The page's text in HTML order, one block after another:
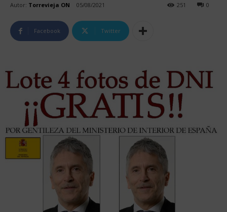
Autor: Torrevieja ON 05/08/2021 0
251
Facebook Twitter